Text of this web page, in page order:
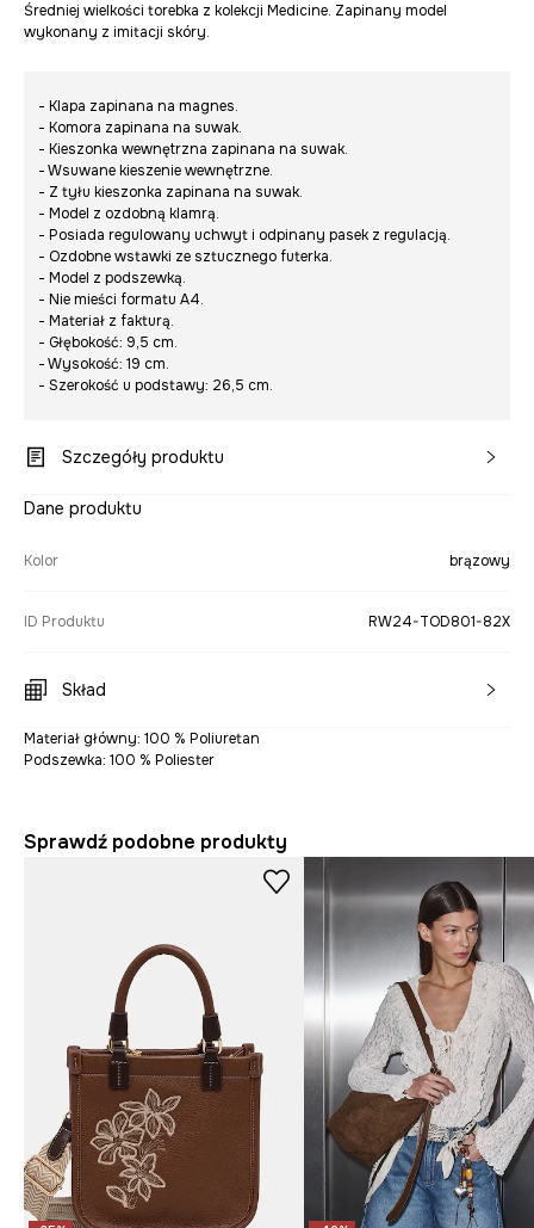
Średniej wielkości torebka z kolekcji Medicine. Zapinany model
wykonany z imitacji skóry.
- Klapa zapinana na magnes.
- Komora zapinana na suwak.
- Kieszonka wewnętrzna zapinana na suwak.
- Wsuwane kieszenie wewnętrzne.
- Z tyłu kieszonka zapinana na suwak.
- Model z ozdobną klamrą.
- Posiada regulowany uchwyt i odpinany pasek z regulacją.
- Ozdobne wstawki ze sztucznego futerka.
- Model z podszewką.
- Nie mieści formatu A4.
- Materiał z fakturą.
- Głębokość: 9,5 cm.
- Wysokość: 19 cm.
- Szerokość u podstawy: 26,5 cm.
Szczegóły produktu
Dane produktu
Kolor brązowy
ID Produktu RW24-TOD801-82X
Skład
Materiał główny: 100 % Poliuretan
Podszewka: 100 % Poliester
Sprawdź podobne produkty